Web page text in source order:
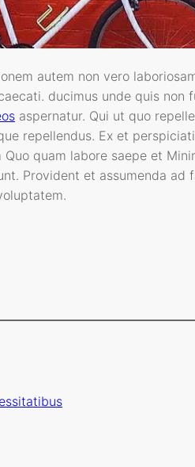
autem non vero
ducimus unde quis non
aspernatur. Qui ut quo
repellendus. Ex et
quam labore saepe et
Provident et assumenda ad